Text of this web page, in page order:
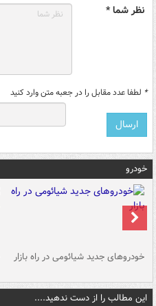
نظر شما *
* لطفا عدد مقابل را در جعبه متن وارد کنید
خودرو
خودروهای جدید شیائومی در راه بازار
این مطالب را از دست ندهید....